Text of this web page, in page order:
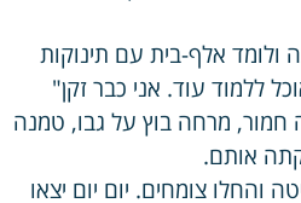
ולומד אלף-בית עם תינוקות
ללמוד עוד. אני כבר זקן"
מרחה בוץ על גבו, טמנה
אותם.
והחלו צומחים. יום יום יצאו